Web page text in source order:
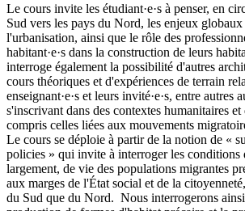
Le cours invite les étudiant·e·s à penser, en
Sud vers les pays du Nord, les enjeux
l'urbanisation, ainsi que le rôle des
habitant·e·s dans la construction de leurs
interroge également la possibilité d'autres
cours théoriques et d'expériences de terrain
enseignant·e·s et leurs invité·e·s, entre autres
s'inscrivant dans des contextes humanitaires
compris celles liées aux mouvements
Le cours se déploie à partir de la notion de «
policies » qui invite à interroger les conditions
largement, de vie des populations migrantes
aux marges de l'État social et de la
du Sud que du Nord. Nous interrogerons